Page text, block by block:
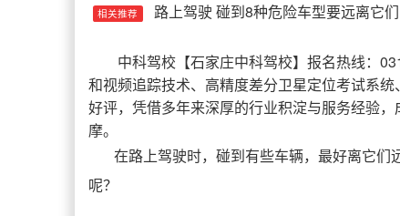
相关推荐 路上驾驶 碰到8种危险车型要远离它们
中科驾校 【石家庄中科驾校】报名热线：
和视频追踪技术、高精度差分卫星定位考试系
好评，凭借多年来深厚的行业积淀与服务经验
摩。
在路上驾驶时，碰到有些车辆，最好离它们
呢？